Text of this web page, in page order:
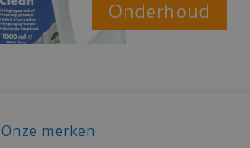
Onderhoud
Onze merken